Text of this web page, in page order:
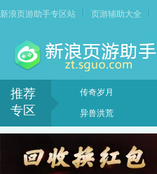
新浪页游助手专区站 页游辅助大全
推荐
专区
传奇岁月
异兽洪荒